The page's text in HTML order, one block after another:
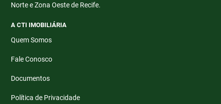
Norte e Zona Oeste de Recife.
A CTI IMOBILIÁRIA
Quem Somos
Fale Conosco
Documentos
Política de Privacidade